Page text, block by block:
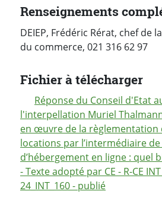
Renseignements
DEIEP, Frédéric Rérat, chef de
du commerce, 021 316 62 97
Fichier à télécharger
Réponse du Conseil d'Etat
l'interpellation Muriel
en œuvre de la règlementation
locations par l’intermédiaire
d’hébergement en ligne : quel
- Texte adopté par CE - R-CE
24_INT_160 - publié